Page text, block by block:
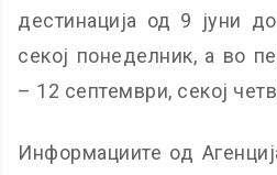
дестинација од 9 јуни
секој понеделник, а во
– 12 септември, секој
Информациите од